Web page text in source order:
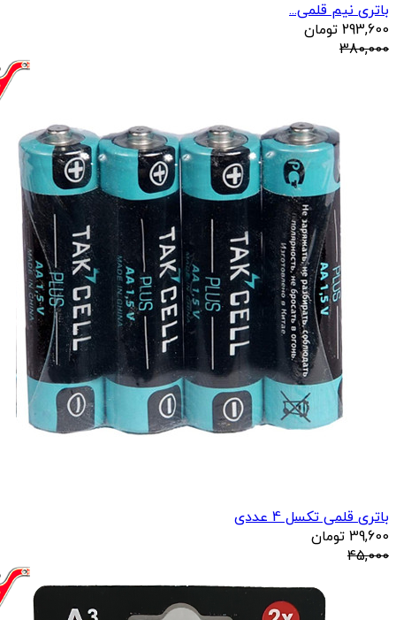
باتری نیم قلمی...
293,600 تومان
380,000
باتری قلمی تکسل 4 عددی
39,600 تومان
45,000